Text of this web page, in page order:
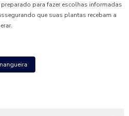
para fazer escolhas informadas
que suas plantas recebam a